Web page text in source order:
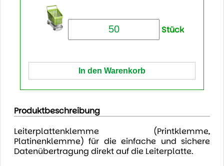
Stück
Produktbeschreibung
Leiterplattenklemme (Printklemme,
Platinenklemme) für die einfache und sichere
Datenübertragung direkt auf die Leiterplatte.